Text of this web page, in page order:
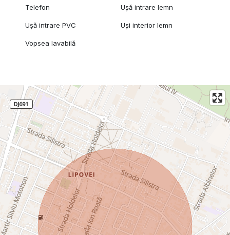
Telefon Ușă intrare lemn
Ușă intrare PVC Uși interior lemn
Vopsea lavabilă